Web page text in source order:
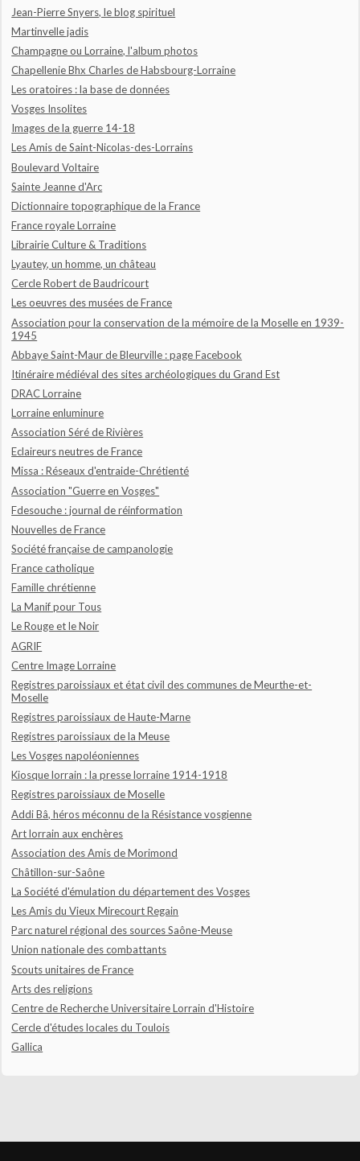
Jean-Pierre Snyers, le blog spirituel
Martinvelle jadis
Champagne ou Lorraine, l'album photos
Chapellenie Bhx Charles de Habsbourg-Lorraine
Les oratoires : la base de données
Vosges Insolites
Images de la guerre 14-18
Les Amis de Saint-Nicolas-des-Lorrains
Boulevard Voltaire
Sainte Jeanne d'Arc
Dictionnaire topographique de la France
France royale Lorraine
Librairie Culture & Traditions
Lyautey, un homme, un château
Cercle Robert de Baudricourt
Les oeuvres des musées de France
Association pour la conservation de la mémoire de la Moselle en 1939-
1945
Abbaye Saint-Maur de Bleurville : page Facebook
Itinéraire médiéval des sites archéologiques du Grand Est
DRAC Lorraine
Lorraine enluminure
Association Séré de Rivières
Eclaireurs neutres de France
Missa : Réseaux d'entraide-Chrétienté
Association "Guerre en Vosges"
Fdesouche : journal de réinformation
Nouvelles de France
Société française de campanologie
France catholique
Famille chrétienne
La Manif pour Tous
Le Rouge et le Noir
AGRIF
Centre Image Lorraine
Registres paroissiaux et état civil des communes de Meurthe-et-
Moselle
Registres paroissiaux de Haute-Marne
Registres paroissiaux de la Meuse
Les Vosges napoléoniennes
Kiosque lorrain : la presse lorraine 1914-1918
Registres paroissiaux de Moselle
Addi Bâ, héros méconnu de la Résistance vosgienne
Art lorrain aux enchères
Association des Amis de Morimond
Châtillon-sur-Saône
La Société d'émulation du département des Vosges
Les Amis du Vieux Mirecourt Regain
Parc naturel régional des sources Saône-Meuse
Union nationale des combattants
Scouts unitaires de France
Arts des religions
Centre de Recherche Universitaire Lorrain d'Histoire
Cercle d'études locales du Toulois
Gallica